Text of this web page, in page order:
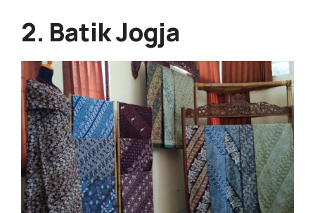
2. Batik Jogja